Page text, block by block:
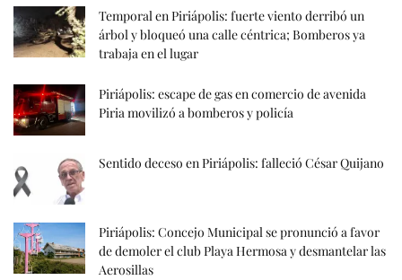
Temporal en Piriápolis: fuerte viento derribó un
árbol y bloqueó una calle céntrica; Bomberos ya
trabaja en el lugar
Piriápolis: escape de gas en comercio de avenida
Piria movilizó a bomberos y policía
Sentido deceso en Piriápolis: falleció César Quijano
Piriápolis: Concejo Municipal se pronunció a favor
de demoler el club Playa Hermosa y desmantelar las
Aerosillas